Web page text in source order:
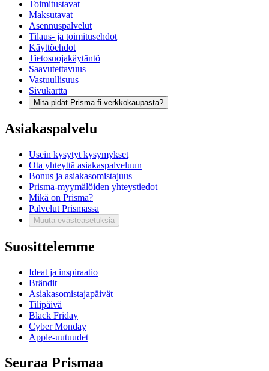
Toimitustavat
Maksutavat
Asennuspalvelut
Tilaus- ja toimitusehdot
Käyttöehdot
Tietosuojakäytäntö
Saavutettavuus
Vastuullisuus
Sivukartta
Mitä pidät Prisma.fi-verkkokaupasta?
Asiakaspalvelu
Usein kysytyt kysymykset
Ota yhteyttä asiakaspalveluun
Bonus ja asiakasomistajuus
Prisma-myymälöiden yhteystiedot
Mikä on Prisma?
Palvelut Prismassa
Muuta evästeasetuksia
Suosittelemme
Ideat ja inspiraatio
Brändit
Asiakasomistajapäivät
Tilipäivä
Black Friday
Cyber Monday
Apple-uutuudet
Seuraa Prismaa